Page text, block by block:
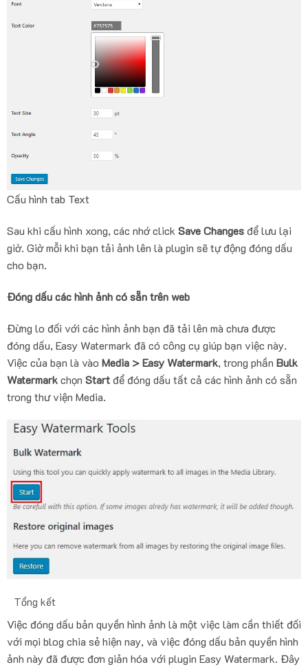
Cấu hình tab Text
Sau khi cấu hình xong, các nhớ click Save Changes để lưu lại
giờ. Giờ mỗi khi bạn tải ảnh lên là plugin sẽ tự động đóng dấu
cho bạn.
Đóng dấu các hình ảnh có sẵn trên web
Đừng lo đối với các hình ảnh bạn đã tải lên mà chưa được
đóng dấu, Easy Watermark đã có công cụ giúp bạn việc này.
Việc của bạn là vào Media > Easy Watermark, trong phần Bulk
Watermarkchọn Start để đóng dấu tất cả các hình ảnh có sẵn
trong thư viện Media.
Tổng kết
Việc đóng dấu bản quyền hình ảnh là một việc làm cần thiết đối
với mọi blog chia sẻ hiện nay, và việc đóng dấu bản quyền hình
ảnh này đã được đơn giản hóa với plugin Easy Watermark. Đây